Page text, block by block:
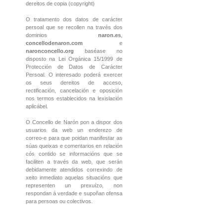
dereitos de copia (copyright)
O tratamento dos datos de carácter
persoal que se recollen na través dos
dominios naron.es,
concellodenaron.com e
naronconcello.org baséase no
disposto na Lei Orgánica 15/1999 de
Protección de Datos de Carácter
Persoal. O interesado poderá exercer
os seus dereitos de acceso,
rectificación, cancelación e oposición
nos termos establecidos na lexislación
aplicábel.
O Concello de Narón pon a dispor dos
usuarios da web un enderezo de
correo-e para que poidan manifestar as
súas queixas e comentarios en relación
cós contido se informacións que se
faciliten a través da web, que serán
debidamente atendidos correxindo de
xeito inmediato aquelas situacións que
representen un prexuízo, non
respondan á verdade e supoñan ofensa
para persoas ou colectivos.